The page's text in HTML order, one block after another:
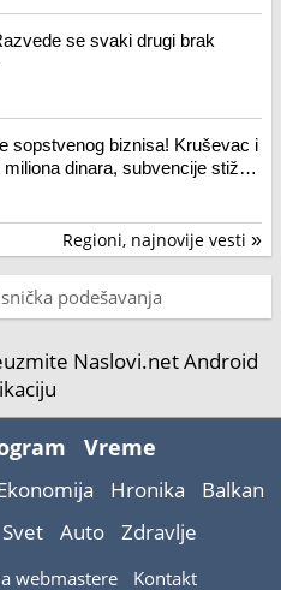
se svaki drugi brak
sopstvenog biznisa! Kruševac i
dinara, subvencije stižu
Regioni, najnovije vesti »
podešavanja
Naslovi.net Android
Vreme
Hronika
Balkan
Svet Auto Zdravlje
webmastere Kontakt